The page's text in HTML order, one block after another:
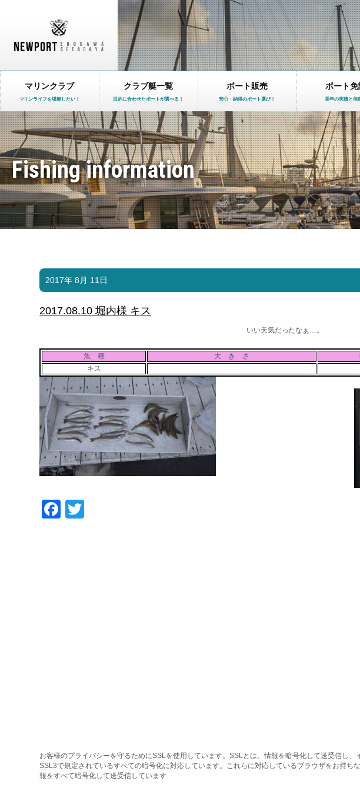
マリンクラブ
マリンライフを堪能したい！
クラブ艇一覧
目的に合わせたボートが選べる！
ボート販売
安心・納得のボート選び！
ボート免
長年の実績と信
Fishing information
2017年 8月 11日
2017.08.10 堀内様 キス
いい天気だったなぁ…。
魚 種 大 き さ
キス
Facebook
お客様のプライバシーを守るためにSSLを使用しています。SSLとは、情報を暗号化して送受信し
SSL3で規定されているすべての暗号化に対応しています。これらに対応しているブラウザをお持
報をすべて暗号化して送受信しています